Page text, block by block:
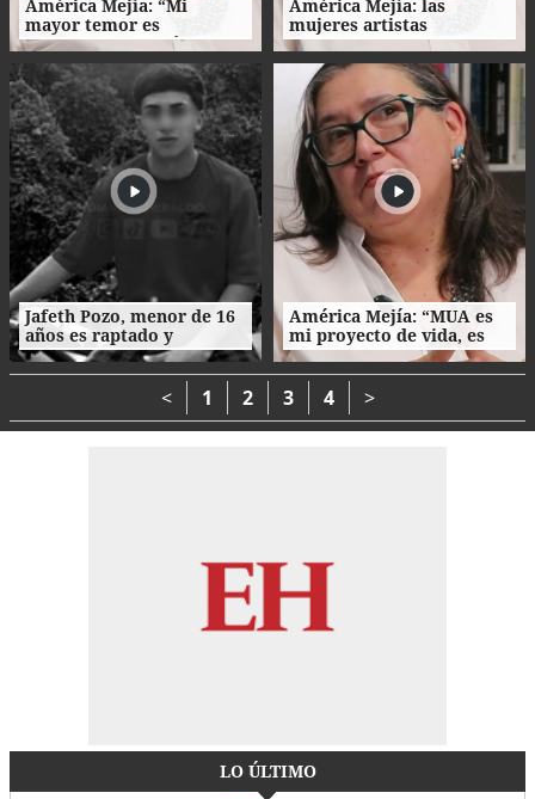
América Mejía: “Mi
mayor temor es
traicionarme a mí
misma"
América Mejía: las
mujeres artistas
enfrentan barreras entre
la creación, el trabajo y el
hogar
Jafeth Pozo, menor de 16
años es raptado y
asesinado tras cita en
Tegucigalpa
América Mejía: “MUA es
mi proyecto de vida, es
parte de mi esencia”
< 1 2 3 4 >
LO ÚLTIMO